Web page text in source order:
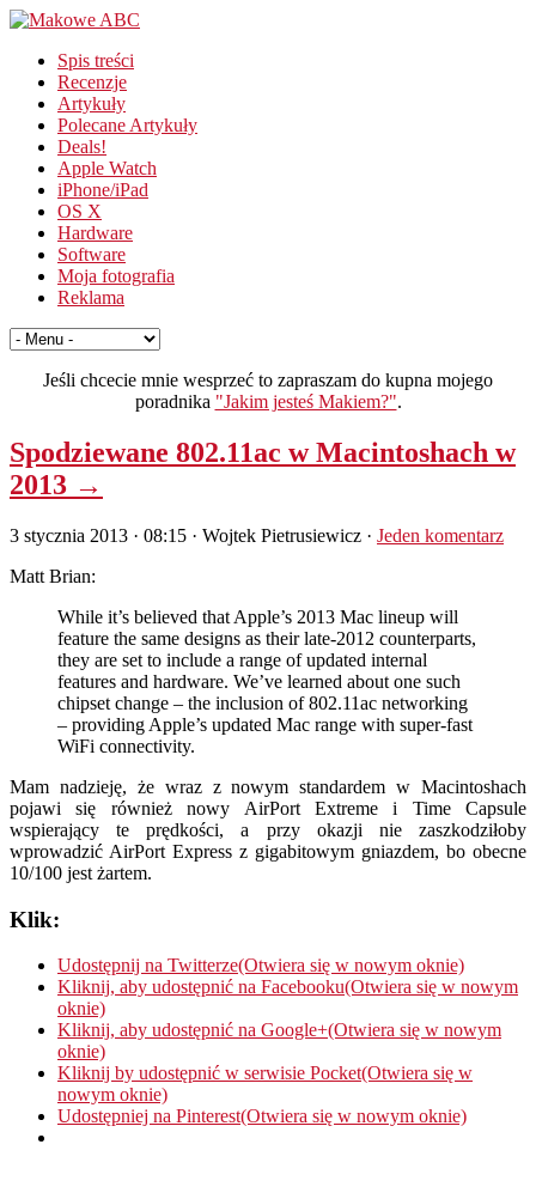
Spis treści
Recenzje
Artykuły
Polecane Artykuły
Deals!
Apple Watch
iPhone/iPad
OS X
Hardware
Software
Moja fotografia
Reklama
Jeśli chcecie mnie wesprzeć to zapraszam do kupna mojego
poradnika "Jakim jesteś Makiem?".
Spodziewane 802.11ac w Macintoshach w
2013 →
3 stycznia 2013 · 08:15 · Wojtek Pietrusiewicz · Jeden komentarz
Matt Brian:
While it’s believed that Apple’s 2013 Mac lineup will
feature the same designs as their late-2012 counterparts,
they are set to include a range of updated internal
features and hardware. We’ve learned about one such
chipset change – the inclusion of 802.11ac networking
– providing Apple’s updated Mac range with super-fast
WiFi connectivity.
Mam nadzieję, że wraz z nowym standardem w Macintoshach
pojawi się również nowy AirPort Extreme i Time Capsule
wspierający te prędkości, a przy okazji nie zaszkodziłoby
wprowadzić AirPort Express z gigabitowym gniazdem, bo obecne
10/100 jest żartem.
Klik:
Udostępnij na Twitterze(Otwiera się w nowym oknie)
Kliknij, aby udostępnić na Facebooku(Otwiera się w nowym
oknie)
Kliknij, aby udostępnić na Google+(Otwiera się w nowym
oknie)
Kliknij by udostępnić w serwisie Pocket(Otwiera się w
nowym oknie)
Udostępniej na Pinterest(Otwiera się w nowym oknie)